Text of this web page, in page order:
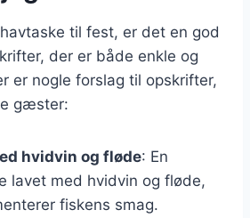
til fest, er det en god
der er både enkle og
er nogle forslag til opskrifter,
gæster:
hvidvin og fløde: En
lavet med hvidvin og fløde,
fiskens smag.